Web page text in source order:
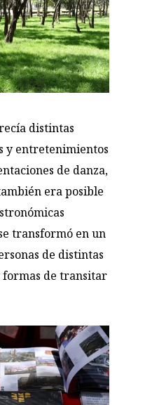
distintas
y entretenimientos
de danza,
era posible
transformó en un
de distintas
formas de transitar